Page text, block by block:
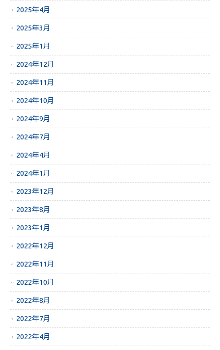
2025年4月
2025年3月
2025年1月
2024年12月
2024年11月
2024年10月
2024年9月
2024年7月
2024年4月
2024年1月
2023年12月
2023年8月
2023年1月
2022年12月
2022年11月
2022年10月
2022年8月
2022年7月
2022年4月